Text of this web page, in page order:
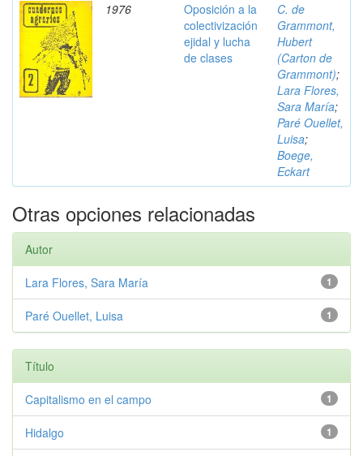
1976
Oposición a la
colectivización
ejidal y lucha
de clases
C. de
Grammont,
Hubert
(Carton de
Grammont);
Lara Flores,
Sara María;
Paré Ouellet,
Luisa;
Boege,
Eckart
Otras opciones relacionadas
Autor
1
Lara Flores, Sara María
1
Paré Ouellet, Luisa
Título
1
Capitalismo en el campo
1
Hidalgo